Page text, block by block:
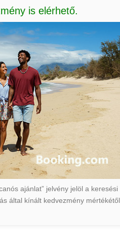
is elérhető.
ajánlat” jelvény jelöl a keresési
által kínált kedvezmény mértékétől